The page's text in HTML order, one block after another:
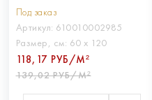
Под заказ
Артикул: 610010002985
Размер, см: 60 х 120
118,17 РУБ/М²
139,02 РУБ/М²